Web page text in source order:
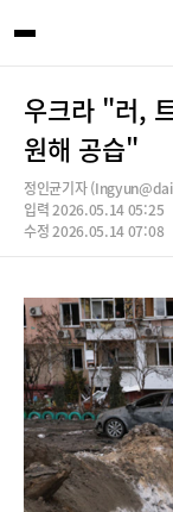
우크라 "러,
원해 공습"
정인균기자
입력 2026.05.14 05:25
수정 2026.05.14 07:08